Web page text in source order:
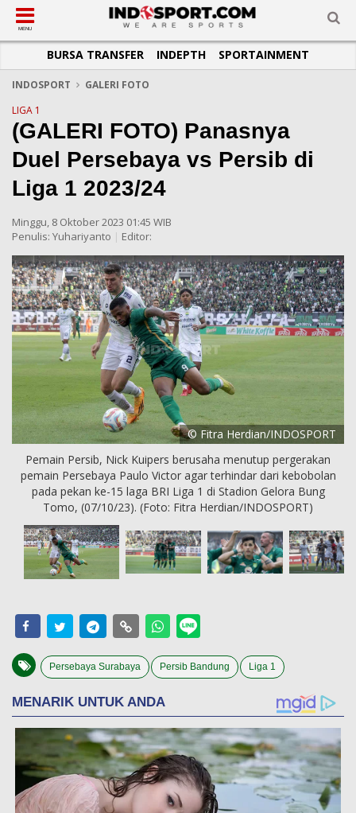
SUB-MENU
SEPAKBOLA
LIGA 1
LIGA 2
LIGA INGGRIS
LIGA ITALIA
LIGA SPANYOL
LIGA CHAMPIONS
LIGA JERMAN
LIGA PRANCIS
LIGA EUROPA
SUB-MENU
SPORTAINMENT
SELEBSPORT
LIFESTYLE
SUB-MENU
OTOMOTIF
MOTOGP
FORMULA 1
OTOMANIA
SUB-MENU
BASKET
RAKET
MMA
FUTSAL
OLIMPIK
E-SPORT
SUB-MENU
JADWAL
KLASEMEN
SUB-MENU
TOPIK HARI INI
PERATURAN OLAHRAGA
TIPS DAN TRIK
INFOGRAFIS
GALERI FOTO
TEMPAT OLAHRAGA
PASUKAN SEHAT
KOMUNITAS SEHAT
MENU
BURSA TRANSFER INDEPTH SPORTAINMENT
INDOSPORT
GALERI FOTO
LIGA 1
(GALERI FOTO) Panasnya
Duel Persebaya vs Persib di
Liga 1 2023/24
Minggu, 8 Oktober 2023 01:45 WIB
Penulis: Yuhariyanto | Editor:
© Fitra Herdian/INDOSPORT
Pemain Persib, Nick Kuipers berusaha menutup pergerakan
pemain Persebaya Paulo Victor agar terhindar dari kebobolan
pada pekan ke-15 laga BRI Liga 1 di Stadion Gelora Bung
Tomo, (07/10/23). (Foto: Fitra Herdian/INDOSPORT)
Persebaya Surabaya Persib Bandung Liga 1